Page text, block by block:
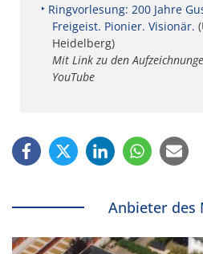
Ringvorlesung: 200 Jahre
Freigeist. Pionier. Visionär.
Heidelberg)
Mit Link zu den
YouTube
Anbieter des